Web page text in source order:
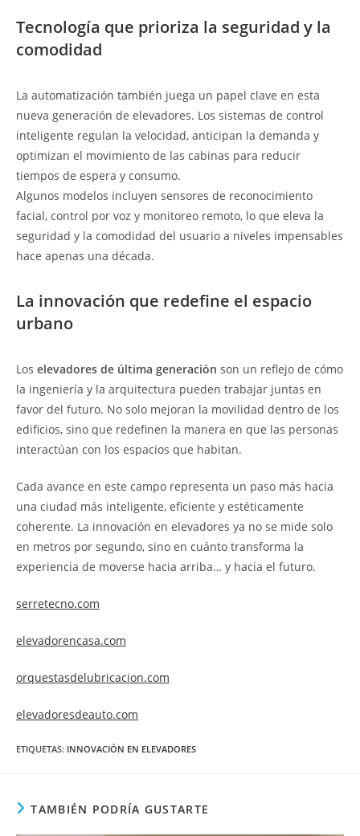
Tecnología que prioriza la seguridad y la
comodidad
La automatización también juega un papel clave en esta
nueva generación de elevadores. Los sistemas de control
inteligente regulan la velocidad, anticipan la demanda y
optimizan el movimiento de las cabinas para reducir
tiempos de espera y consumo.
Algunos modelos incluyen sensores de reconocimiento
facial, control por voz y monitoreo remoto, lo que eleva la
seguridad y la comodidad del usuario a niveles impensables
hace apenas una década.
La innovación que redefine el espacio
urbano
Los elevadores de última generación son un reflejo de cómo
la ingeniería y la arquitectura pueden trabajar juntas en
favor del futuro. No solo mejoran la movilidad dentro de los
edificios, sino que redefinen la manera en que las personas
interactúan con los espacios que habitan.
Cada avance en este campo representa un paso más hacia
una ciudad más inteligente, eficiente y estéticamente
coherente. La innovación en elevadores ya no se mide solo
en metros por segundo, sino en cuánto transforma la
experiencia de moverse hacia arriba… y hacia el futuro.
serretecno.com
elevadorencasa.com
orquestasdelubricacion.com
elevadoresdeauto.com
ETIQUETAS: INNOVACIÓN EN ELEVADORES
TAMBIÉN PODRÍA GUSTARTE